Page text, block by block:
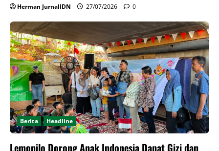
Herman JurnalIDN 27/07/2026 0
Berita Headline
Lemonilo Dorong Anak Indonesia Dapat Gizi dan